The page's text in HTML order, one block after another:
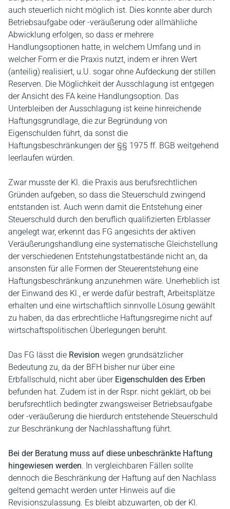
auch steuerlich nicht möglich ist. Dies konnte aber durch
Betriebsaufgabe oder -veräußerung oder allmähliche
Abwicklung erfolgen, so dass er mehrere
Handlungsoptionen hatte, in welchem Umfang und in
welcher Form er die Praxis nutzt, indem er ihren Wert
(anteilig) realisiert, u.U. sogar ohne Aufdeckung der stillen
Reserven. Die Möglichkeit der Ausschlagung ist entgegen
der Ansicht des FA keine Handlungsoption. Das
Unterbleiben der Ausschlagung ist keine hinreichende
Haftungsgrundlage, die zur Begründung von
Eigenschulden führt, da sonst die
Haftungsbeschränkungen der §§ 1975 ff. BGB weitgehend
leerlaufen würden.
Zwar musste der Kl. die Praxis aus berufsrechtlichen
Gründen aufgeben, so dass die Steuerschuld zwingend
entstanden ist. Auch wenn damit die Entstehung einer
Steuerschuld durch den beruflich qualifizierten Erblasser
angelegt war, erkennt das FG angesichts der aktiven
Veräußerungshandlung eine systematische Gleichstellung
der verschiedenen Entstehungstatbestände nicht an, da
ansonsten für alle Formen der Steuerentstehung eine
Haftungsbeschränkung anzunehmen wäre. Unerheblich ist
der Einwand des Kl., er werde dafür bestraft, Arbeitsplätze
erhalten und eine wirtschaftlich sinnvolle Lösung gewählt
zu haben, da das erbrechtliche Haftungsregime nicht auf
wirtschaftspolitischen Überlegungen beruht.
Das FG lässt die Revision wegen grundsätzlicher
Bedeutung zu, da der BFH bisher nur über eine
Erbfallschuld, nicht aber über Eigenschulden des Erben
befunden hat. Zudem ist in der Rspr. nicht geklärt, ob bei
berufsrechtlich bedingter zwangsweiser Betriebsaufgabe
oder -veräußerung die hierdurch entstehende Steuerschuld
zur Beschränkung der Nachlasshaftung führt.
Bei der Beratung muss auf diese unbeschränkte Haftung
hingewiesen werden. In vergleichbaren Fällen sollte
dennoch die Beschränkung der Haftung auf den Nachlass
geltend gemacht werden unter Hinweis auf die
Revisionszulassung. Es bleibt abzuwarten, ob der Kl.